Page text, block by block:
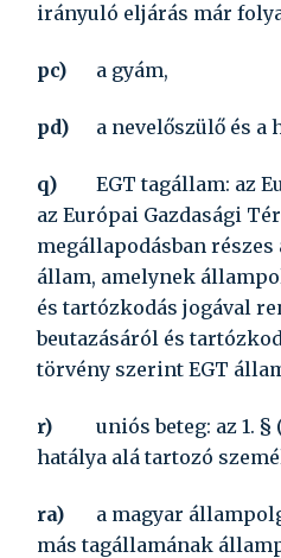
irányuló eljárás már
pc) a gyám,
pd) a nevelőszülő és a
q) EGT tagállam: az
az Európai Gazdasági
megállapodásban
állam, amelynek
és tartózkodás jogával
beutazásáról és
törvény szerint EGT
r) uniós beteg: az 1. §
hatálya alá tartozó
ra)
a magyar
más tagállamának